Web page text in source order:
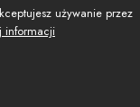
używanie przez
informacji